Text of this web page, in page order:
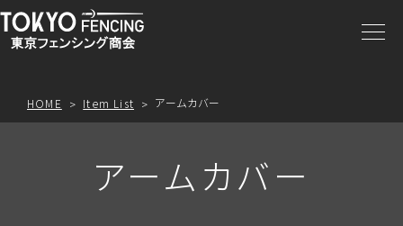
商品一覧
HOME Item List アームカバー
アームカバー